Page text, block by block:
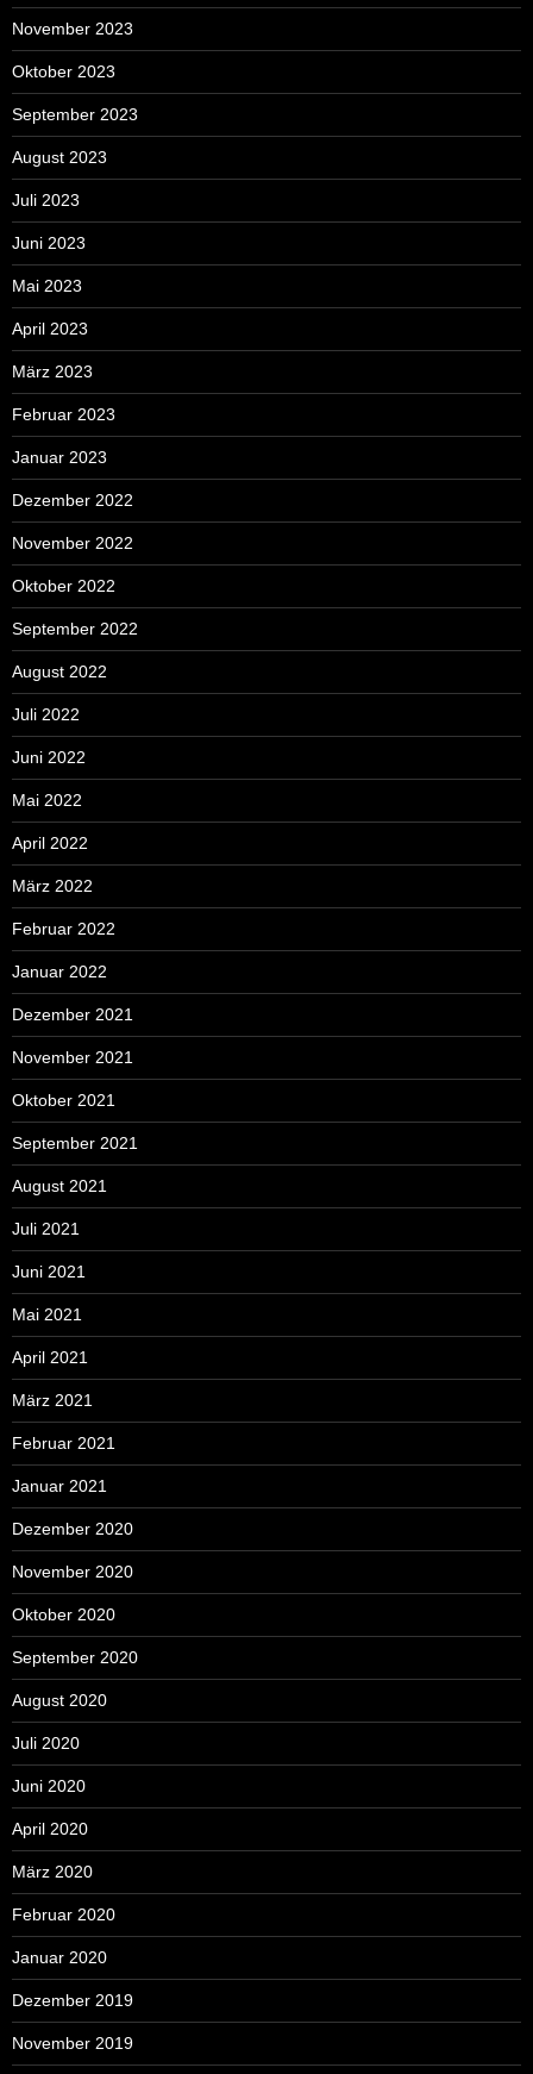
November 2023
Oktober 2023
September 2023
August 2023
Juli 2023
Juni 2023
Mai 2023
April 2023
März 2023
Februar 2023
Januar 2023
Dezember 2022
November 2022
Oktober 2022
September 2022
August 2022
Juli 2022
Juni 2022
Mai 2022
April 2022
März 2022
Februar 2022
Januar 2022
Dezember 2021
November 2021
Oktober 2021
September 2021
August 2021
Juli 2021
Juni 2021
Mai 2021
April 2021
März 2021
Februar 2021
Januar 2021
Dezember 2020
November 2020
Oktober 2020
September 2020
August 2020
Juli 2020
Juni 2020
April 2020
März 2020
Februar 2020
Januar 2020
Dezember 2019
November 2019